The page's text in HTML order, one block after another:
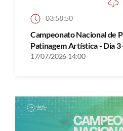
03:58:50
Campeonato Nacional de
Patinagem Artística - Dia 3
17/07/2026 14:00